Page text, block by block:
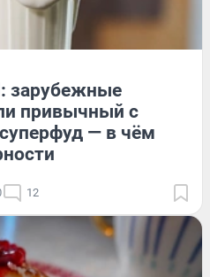
зарубежные
привычный с
— в чём
12